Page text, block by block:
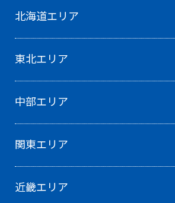
北海道エリア
東北エリア
中部エリア
関東エリア
近畿エリア